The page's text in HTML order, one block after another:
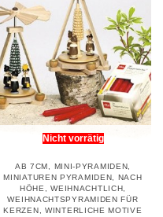
Nicht vorrätig
AB 7CM MINI-PYRAMIDEN
MINIATUREN PYRAMIDEN
NACH
HÖHE
,WEIHNACHTLICH
WEIHNACHTSPYRAMIDEN FÜR
KERZEN
WINTERLICHE MOTIVE